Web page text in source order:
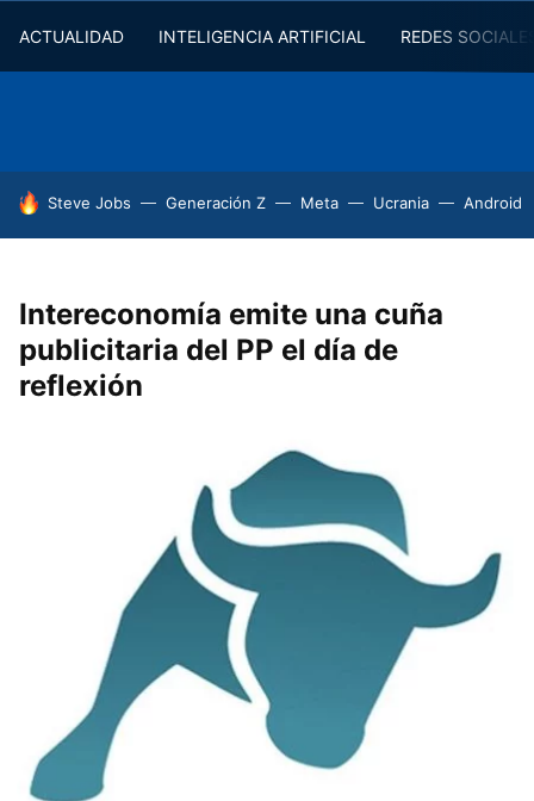
ACTUALIDAD INTELIGENCIA ARTIFICIAL REDES
HOY SE HABLA DE
Steve Jobs Generación Z Meta Ucrania Android
Intereconomía emite una cuña
publicitaria del PP el día de
reflexión